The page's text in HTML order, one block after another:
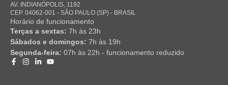
AV. INDIANÓPOLIS, 1192
CEP. 04062-001 - SÃO PAULO (SP) - BRASIL
Horário de funcionamento
Terças a sextas: 7h às 23h
Sábados e domingos: 7h às 19h
Segunda-feira: 07h às 22h - funcionamento reduzido